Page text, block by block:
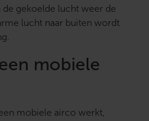
de gekoelde lucht weer de
lucht naar buiten wordt
mobiele
mobiele airco werkt,